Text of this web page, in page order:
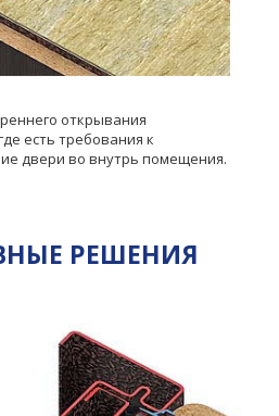
открывания
есть требования к
двери во внутрь помещения.
РЕШЕНИЯ